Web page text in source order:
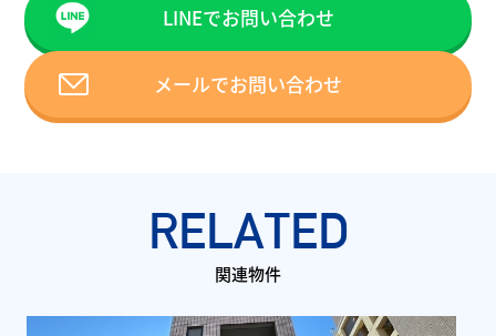
LINEでお問い合わせ
メールでお問い合わせ
RELATED
関連物件